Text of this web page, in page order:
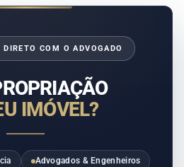
COM O ADVOGADO
IMÓVEL?
Advogados & Engenheiros